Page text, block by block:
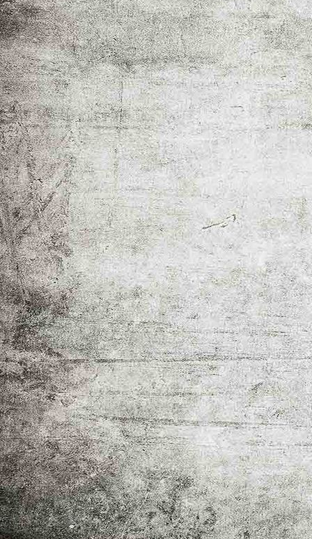
_MG_9046
_MG_8651-2
_MG_9053
_MG_8237